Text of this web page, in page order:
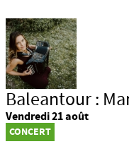
Baleantour :
Vendredi 21 août
CONCERT